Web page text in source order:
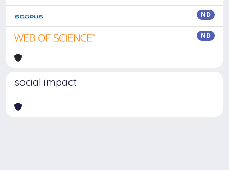
ND
ND
social impact